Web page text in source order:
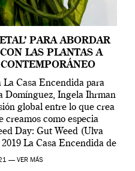
PARA ABORDAR
LAS PLANTAS A
Casa Encendida para
Domínguez, Ingela Ihrman
global entre lo que crea
como especia
Day: Gut Weed (Ulva
La Casa Encendida de
[…]
— VER MÁS